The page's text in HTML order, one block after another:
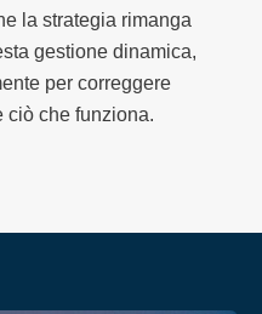
la strategia rimanga
gestione dinamica,
per correggere
ciò che funziona.